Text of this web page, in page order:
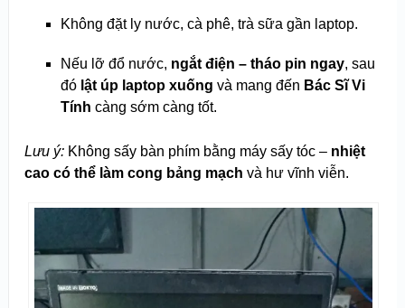
Không đặt ly nước, cà phê, trà sữa gần laptop.
Nếu lỡ đổ nước, ngắt điện – tháo pin ngay, sau
đó lật úp laptop xuống và mang đến Bác Sĩ Vi
Tính càng sớm càng tốt.
Lưu ý:Không sấy bàn phím bằng máy sấy tóc – nhiệt
cao có thể làm cong bảng mạch và hư vĩnh viễn.